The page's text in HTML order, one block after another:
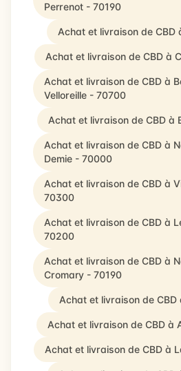
Perrenot - 70190
Achat et livraison de CBD
Achat et livraison de CBD à
Achat et livraison de CBD à
Velloreille - 70700
Achat et livraison de CBD à
Achat et livraison de CBD à
Demie - 70000
Achat et livraison de CBD à
70300
Achat et livraison de CBD à
70200
Achat et livraison de CBD à
Cromary - 70190
Achat et livraison de
Achat et livraison de CBD à
Achat et livraison de CBD à